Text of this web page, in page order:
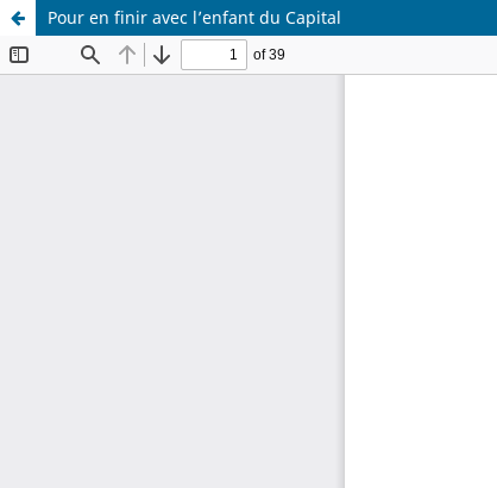
Pour en finir avec l’enfant du Capital